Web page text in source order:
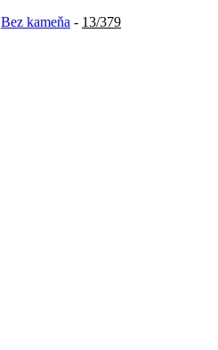
Bez kameňa - 13/379